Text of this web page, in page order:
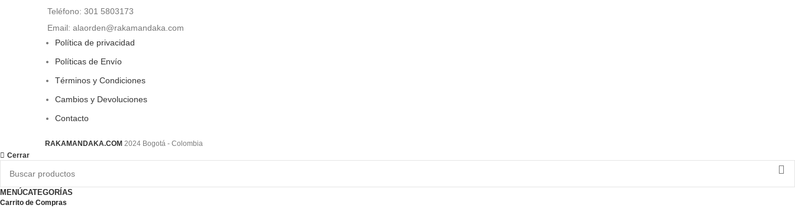
Teléfono: 301 5803173
Email: alaorden@rakamandaka.com
Política de privacidad
Políticas de Envío
Términos y Condiciones
Cambios y Devoluciones
Contacto
RAKAMANDAKA.COM 2024 Bogotá - Colombia
Cerrar
MENÚCATEGORÍAS
Carrito de Compras